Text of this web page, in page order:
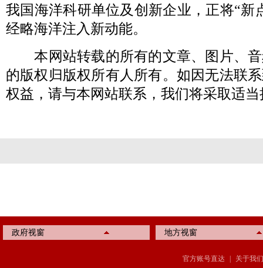
我国海洋科研单位及创新企业，正将“新
经略海洋注入新动能。
本网站转载的所有的文章、图片、
的版权归版权所有人所有。如因无法联
权益，请与本网站联系，我们将采取适
政府视窗 地方视窗
官方账号直达
关于我们